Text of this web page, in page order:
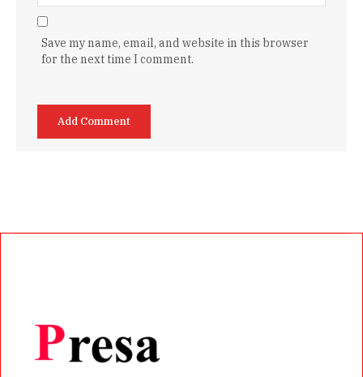
Save my name, email, and website in this browser
for the next time I comment.